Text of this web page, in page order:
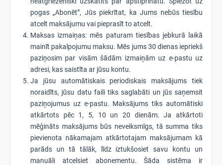
pogas „Abonēt”, Jūs piekrītat, ka Jums nebūs tiesību
atcelt maksājumu vai pieprasīt to atcelt.
Maksas izmaiņas: mēs paturam tiesības jebkurā laikā
mainīt pakalpojumu maksu. Mēs jums 30 dienas iepriekš
paziņosim par visām šādām izmaiņām uz e-pastu uz
adresi, kas saistīta ar jūsu kontu.
Ja jūsu automātiskais periodiskais maksājums tiek
noraidīts, jūsu datu faili tiks saglabāti un jūs saņemsit
paziņojumus uz e-pastu. Maksājums tiks automātiski
atkārtots pēc 1, 5, 10 un 20 dienām. Ja atkārtoti
mēģināts maksājums būs neveiksmīgs, tā summa tiks
pievienota nākamajam atkārtotajam maksājumam kā
parāds un tā tālāk, līdz iztukšosiet savu kontu un
manuāli atcelsiet abonementu. Šāda sistēma ir